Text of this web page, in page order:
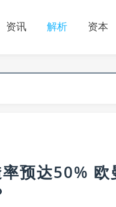
资讯 解析 资本
预达50%